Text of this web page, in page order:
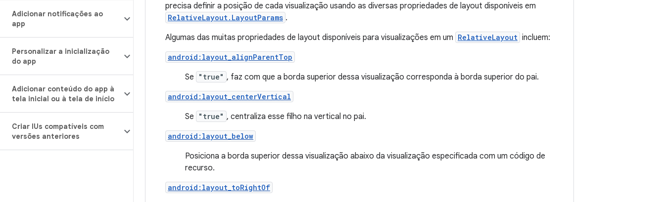
Adicionar notificações ao
app
Personalizar a inicialização
do app
Adicionar conteúdo do app à
tela inicial ou à tela de início
Criar IUs compatíveis com
versões anteriores
precisa definir a posição de cada visualização usando as diversas propriedades de layout disponíveis em
RelativeLayout.LayoutParams .
Algumas das muitas propriedades de layout disponíveis para visualizações em um RelativeLayout incluem:
android:layout_alignParentTop
Se "true" , faz com que a borda superior dessa visualização corresponda à borda superior do pai.
android:layout_centerVertical
Se "true" , centraliza esse filho na vertical no pai.
android:layout_below
Posiciona a borda superior dessa visualização abaixo da visualização especificada com um código de
recurso.
android:layout_toRightOf